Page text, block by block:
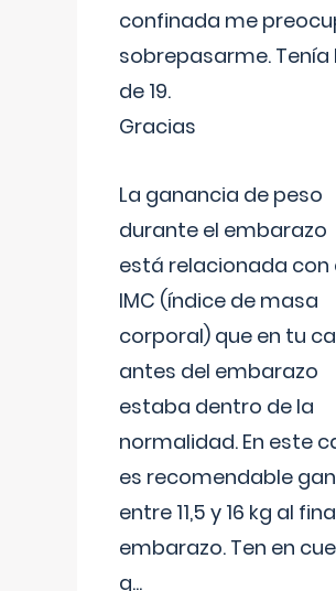
confinada me
sobrepasarme. Tenía
de 19.
Gracias
La ganancia de peso
durante el embarazo
está relacionada con
IMC (índice de masa
corporal) que en tu
antes del embarazo
estaba dentro de la
normalidad. En este
es recomendable
entre 11,5 y 16 kg al
embarazo. Ten en
q...